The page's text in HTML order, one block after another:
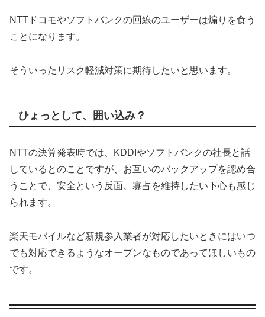
NTTドコモやソフトバンクの回線のユーザーは煽りを食う
ことになります。
そういったリスク軽減対策に期待したいと思います。
ひょっとして、囲い込み？
NTTの決算発表時では、KDDIやソフトバンクの社長と話
しているとのことですが、お互いのバックアップを認め合
うことで、安全という反面、寡占を維持したい下心も感じ
られます。
楽天モバイルなど新規参入業者が対応したいときにはいつ
でも対応できるようなオープンなものであってほしいもの
です。